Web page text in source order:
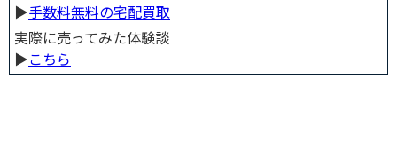
▶︎手数料無料の宅配買取
実際に売ってみた体験談
▶︎こちら